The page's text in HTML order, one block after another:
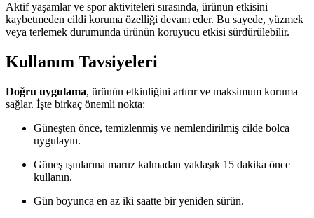
Aktif yaşamlar ve spor aktiviteleri sırasında, ürünün etkisini
kaybetmeden cildi koruma özelliği devam eder. Bu sayede, yüzmek
veya terlemek durumunda ürünün koruyucu etkisi sürdürülebilir.
Kullanım Tavsiyeleri
Doğru uygulama, ürünün etkinliğini artırır ve maksimum koruma
sağlar. İşte birkaç önemli nokta:
Güneşten önce, temizlenmiş ve nemlendirilmiş cilde bolca
uygulayın.
Güneş ışınlarına maruz kalmadan yaklaşık 15 dakika önce
kullanın.
Gün boyunca en az iki saatte bir yeniden sürün.